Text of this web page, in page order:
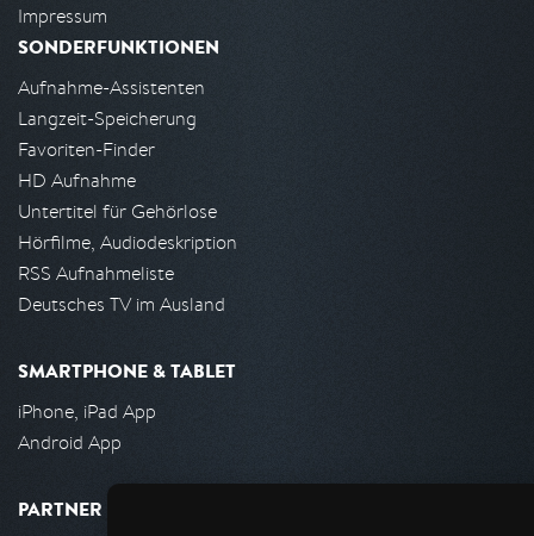
Impressum
SONDERFUNKTIONEN
Aufnahme-Assistenten
Langzeit-Speicherung
Favoriten-Finder
HD Aufnahme
Untertitel für Gehörlose
Hörfilme, Audiodeskription
RSS Aufnahmeliste
Deutsches TV im Ausland
SMARTPHONE & TABLET
iPhone, iPad App
Android App
PARTNER